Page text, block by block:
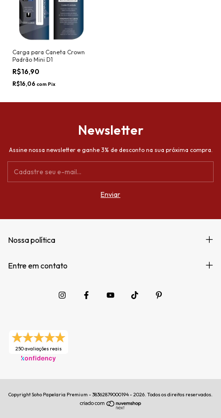
Carga para Caneta Crown
Padrão Mini D1
R$16,90
R$16,06 com Pix
Newsletter
Assine nossa newsletter e ganhe 3% de desconto na sua próxima compra.
Nossa política
Entre em contato
250 avaliações reais
Copyright Soho Papelaria Premium - 38362879000194 - 2026. Todos os direitos reservados.